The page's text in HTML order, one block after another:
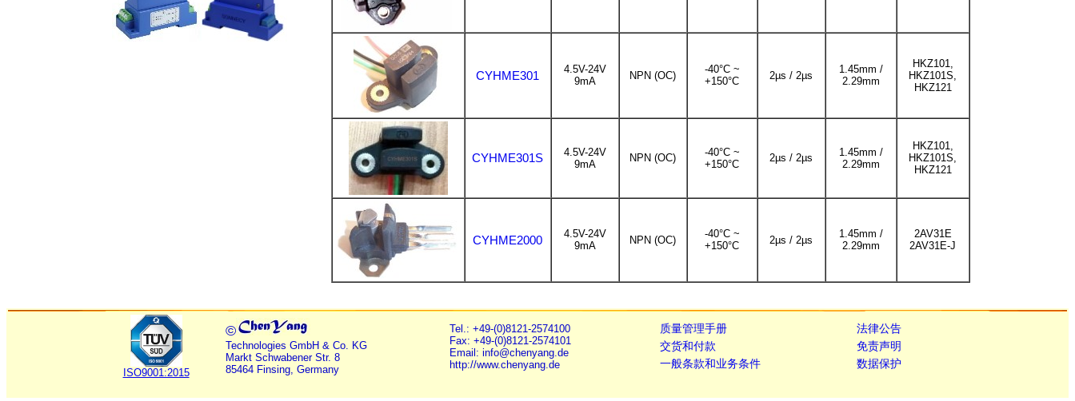
CYHME301
4.5V-24V
9mA
NPN (OC)
-40°C ~
+150°C
2µs / 2µs
1.45mm /
2.29mm
HKZ101,
HKZ101S,
HKZ121
CYHME301S
4.5V-24V
9mA
NPN (OC)
-40°C ~
+150°C
2µs / 2µs
1.45mm /
2.29mm
HKZ101,
HKZ101S,
HKZ121
CYHME2000
4.5V-24V
9mA
NPN (OC)
-40°C ~
+150°C
2µs / 2µs
1.45mm /
2.29mm
2AV31E
2AV31E-J
ISO9001:2015
©
Technologies GmbH & Co. KG
Markt Schwabener Str. 8
85464 Finsing, Germany
Tel.: +49-(0)8121-2574100
Fax: +49-(0)8121-2574101
Email: info@chenyang.de
http://www.chenyang.de
质量管理手册
交货和付款
一般条款和业务条件
法律公告
免责声明
数据保护